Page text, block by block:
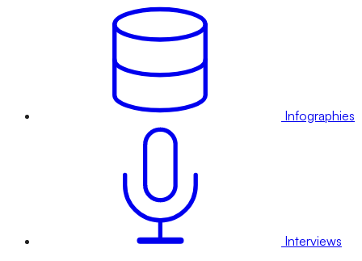
Infographies
Interviews